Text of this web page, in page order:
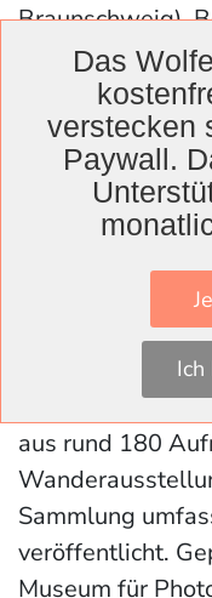
Braunschweig),
Heidersberger
Sembill
Niedersachsen
Ausstellungen
Für die
begonnen.
der 15. Oktober.
werden
bestehenden
aus rund 180
Sammlung
veröffentlicht.
Museum für
Das
verstecken
Paywall.